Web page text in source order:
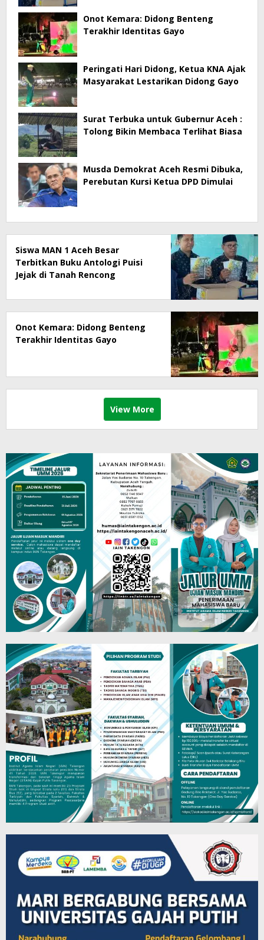
Onot Kemara: Didong Benteng
Terakhir Identitas Gayo
Peringati Hari Didong, Ketua KNA Ajak
Masyarakat Lestarikan Didong Gayo
Surat Terbuka untuk Gubernur Aceh :
Tolong Bikin Membaca Terlihat Biasa
Musda Demokrat Aceh Resmi Dibuka,
Perebutan Kursi Ketua DPD Dimulai
Siswa MAN 1 Aceh Besar
Terbitkan Buku Antologi Puisi
Jejak di Tanah Rencong
Onot Kemara: Didong Benteng
Terakhir Identitas Gayo
View More